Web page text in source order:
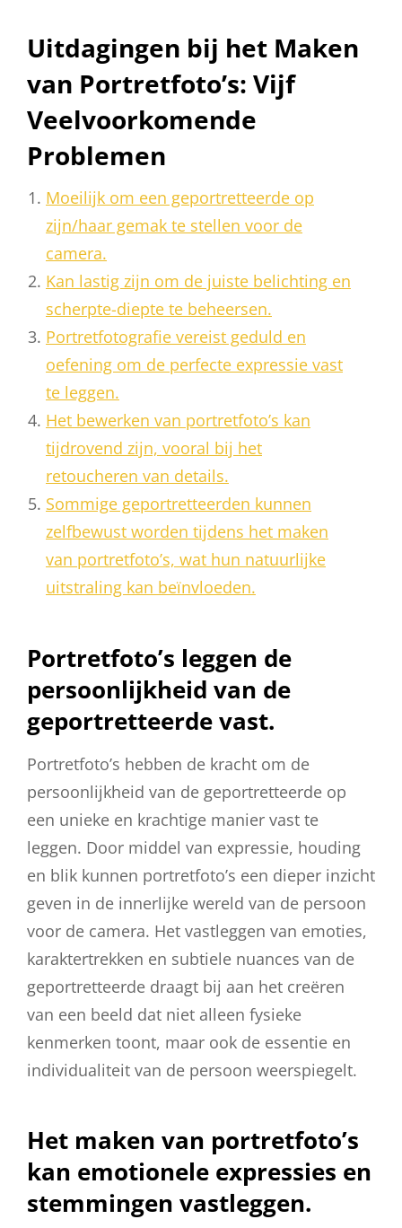
Uitdagingen bij het Maken
van Portretfoto’s: Vijf
Veelvoorkomende
Problemen
Moeilijk om een geportretteerde op
zijn/haar gemak te stellen voor de
camera.
Kan lastig zijn om de juiste belichting en
scherpte-diepte te beheersen.
Portretfotografie vereist geduld en
oefening om de perfecte expressie vast
te leggen.
Het bewerken van portretfoto’s kan
tijdrovend zijn, vooral bij het
retoucheren van details.
Sommige geportretteerden kunnen
zelfbewust worden tijdens het maken
van portretfoto’s, wat hun natuurlijke
uitstraling kan beïnvloeden.
Portretfoto’s leggen de
persoonlijkheid van de
geportretteerde vast.
Portretfoto’s hebben de kracht om de
persoonlijkheid van de geportretteerde op
een unieke en krachtige manier vast te
leggen. Door middel van expressie, houding
en blik kunnen portretfoto’s een dieper inzicht
geven in de innerlijke wereld van de persoon
voor de camera. Het vastleggen van emoties,
karaktertrekken en subtiele nuances van de
geportretteerde draagt bij aan het creëren
van een beeld dat niet alleen fysieke
kenmerken toont, maar ook de essentie en
individualiteit van de persoon weerspiegelt.
Het maken van portretfoto’s
kan emotionele expressies en
stemmingen vastleggen.